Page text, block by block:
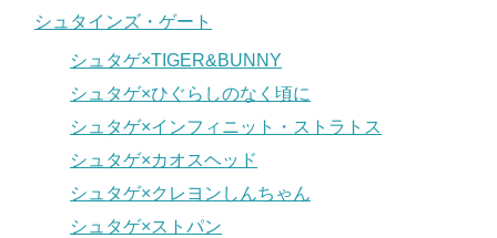
シュタインズ・ゲート
シュタゲ×TIGER&BUNNY
シュタゲ×ひぐらしのなく頃に
シュタゲ×インフィニット・ストラトス
シュタゲ×カオスヘッド
シュタゲ×クレヨンしんちゃん
シュタゲ×ストパン